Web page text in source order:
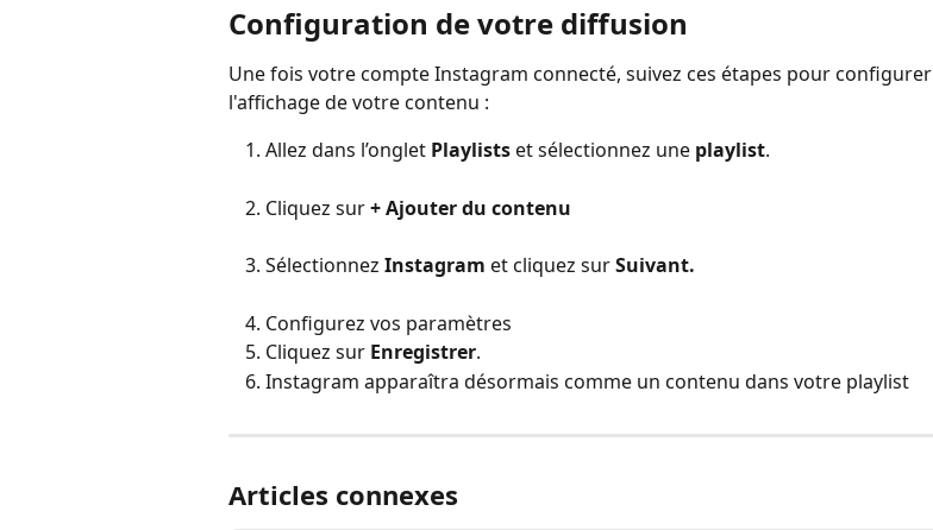
Configuration de votre diffusion
Une fois votre compte Instagram connecté, suivez ces étapes pour configurer
l'affichage de votre contenu :
Allez dans l’onglet Playlists et sélectionnez une playlist.
Cliquez sur +Ajouter du contenu
Sélectionnez Instagram et cliquez sur Suivant.
Configurez vos paramètres
Cliquez sur Enregistrer.
Instagram apparaîtra désormais comme un contenu dans votre playlist
Articles connexes